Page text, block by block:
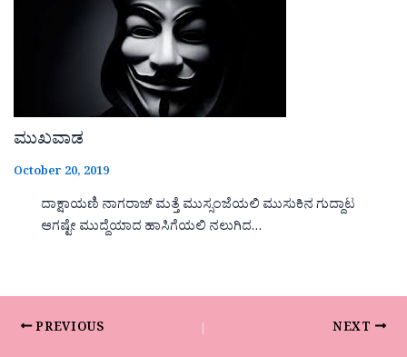
ಮುಖವಾಡ
October 20, 2019
ದಾಕ್ಷಾಯಣಿ ನಾಗರಾಜ್ ಮತ್ತೆ ಮುಸ್ಸಂಜೆಯಲಿ ಮುಸುಕಿನ ಗುದ್ದಾಟ
ಆಗಷ್ಟೇ ಮುದ್ದೆಯಾದ ಹಾಸಿಗೆಯಲಿ ನಲುಗಿದ…
PREVIOUS NEXT